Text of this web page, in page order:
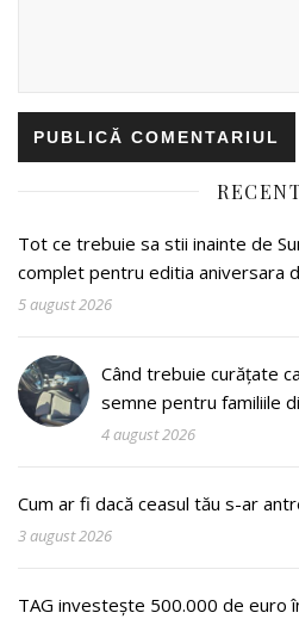
Tot ce trebuie sa stii inainte de
complet pentru editia aniversara
5 august 2026
Când trebuie curățate
semne pentru familiile
4 august 2026
Cum ar fi dacă ceasul tău s-ar
3 august 2026
TAG investește 500.000 de euro